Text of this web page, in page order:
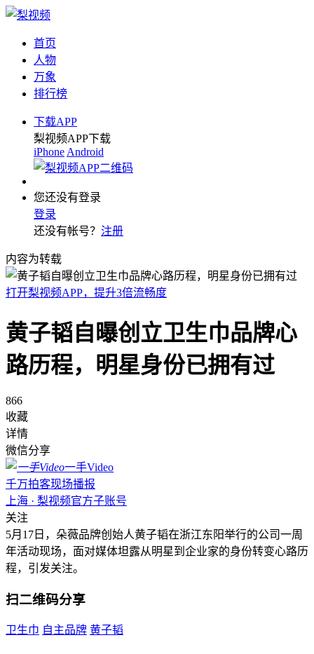
首页
人物
万象
排行榜
下载APP
梨视频APP下载
iPhone Android
您还没有登录
登录
还没有帐号？ 注册
内容为转载
打开梨视频APP，提升3倍流畅度
黄子韬自曝创立卫生巾品牌心
路历程，明星身份已拥有过
866
收藏
详情
微信分享
一手Video
千万拍客现场播报
上海 · 梨视频官方子账号
关注
5月17日，朵薇品牌创始人黄子韬在浙江东阳举行的公司一周
年活动现场，面对媒体坦露从明星到企业家的身份转变心路历
程，引发关注。
扫二维码分享
卫生巾 自主品牌 黄子韬